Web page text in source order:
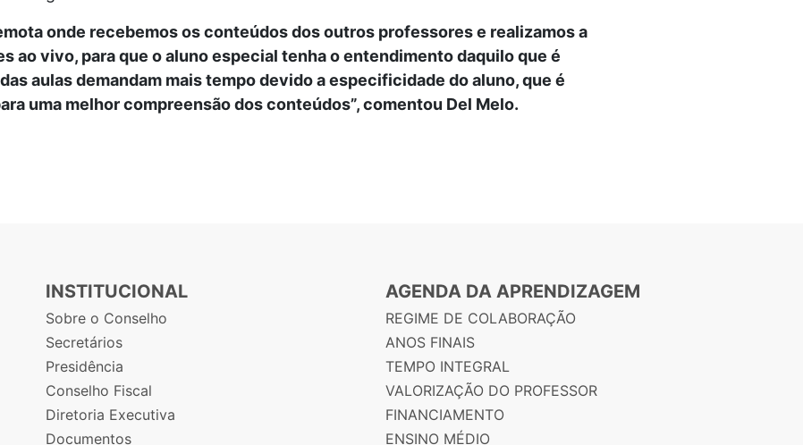
onde recebemos os conteúdos dos outros professores e realizamos a
ao vivo, para que o aluno especial tenha o entendimento daquilo que é
aulas demandam mais tempo devido a especificidade do aluno, que é
uma melhor compreensão dos conteúdos”, comentou Del Melo.
INSTITUCIONAL
Sobre o Conselho
Secretários
Presidência
Conselho Fiscal
Diretoria Executiva
Documentos
AGENDA DA APRENDIZAGEM
REGIME DE COLABORAÇÃO
ANOS FINAIS
TEMPO INTEGRAL
VALORIZAÇÃO DO PROFESSOR
FINANCIAMENTO
ENSINO MÉDIO